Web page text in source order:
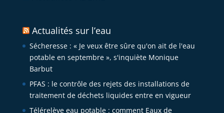
Actualités sur l’eau
Sécheresse : « Je veux être sûre qu'on ait de l'eau
potable en septembre », s'inquiète Monique
Barbut
PFAS : le contrôle des rejets des installations de
traitement de déchets liquides entre en vigueur
Télérelève eau potable : comment Eaux de